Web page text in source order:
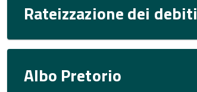
Rateizzazione dei debiti
Albo Pretorio